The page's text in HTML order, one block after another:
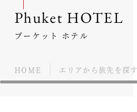
Phuket HOTEL
プーケット ホテル
HOME エリアから旅先を探す